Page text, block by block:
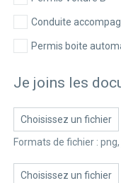
Conduite
Permis boite
Je joins les
Choisissez un fichier
Formats
Choisissez un fichier